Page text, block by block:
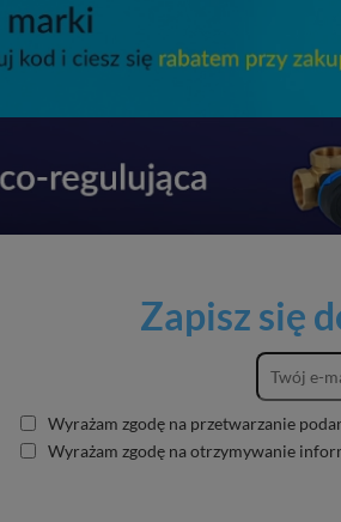
Zapisz się
Wyrażam zgodę na przetwarzanie
Wyrażam zgodę na otrzymywanie